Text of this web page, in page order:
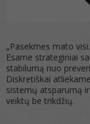
„Pasekmes mato
Esame strateginiai
stabilumą nuo
Diskretiškai
sistemų atsparumą
veiktų be trikdžių.